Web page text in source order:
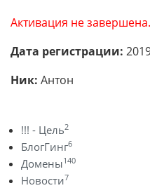
Активация не завершена.
Дата регистрации:
Ник: Антон
!!! - Цель2
БлогГинг6
Домены140
Новости7